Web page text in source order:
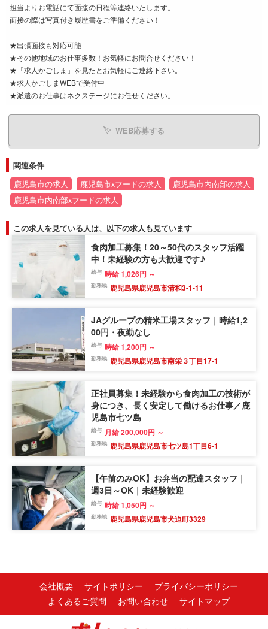
担当よりお電話にて面接の日程等連絡いたします。
面接の際は写真付き履歴書をご準備ください！
★出張面接も対応可能
★その他地域のお仕事多数！お気軽にお問合せください！
★「求人かごしま」を見たとお気軽にご連絡下さい。
★求人かごしまWEBで受付中
★派遣のお仕事はネクステージにお任せください。
WEB応募する
関連条件
鹿児島市の求人 鹿児島市xフードの求人
鹿児島市内南部の求人
鹿児島市内南部xフードの求人
この求人を見ている人は、以下の求人も見ています
食肉加工募集！20～50代のスタッフ活躍
中！未経験の方も大歓迎です♪
給与 時給 1,026円 ～
勤務地 鹿児島県鹿児島市清和3-1-11
JAグループの精米工場スタッフ｜時給1,2
00円・夜勤なし
給与 時給 1,200円 ～
勤務地 鹿児島県鹿児島市南栄３丁目17-1
正社員募集！未経験から食肉加工の技術が
身につき、長く安定して働けるお仕事／鹿
児島市七ツ島
給与 月給 200,000円 ～
勤務地 鹿児島県鹿児島市七ツ島1丁目6-1
【午前のみOK】お弁当の配達スタッフ｜
週3日～OK｜未経験歓迎
給与 時給 1,050円 ～
勤務地 鹿児島県鹿児島市犬迫町3329
会社概要 サイトポリシー
プライバシーポリシー
よくあるご質問
お問い合わせ サイトマップ